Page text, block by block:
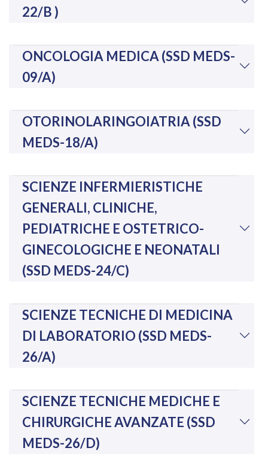
22/B )
ONCOLOGIA MEDICA (SSD MEDS-
09/A)
OTORINOLARINGOIATRIA (SSD
MEDS-18/A)
SCIENZE INFERMIERISTICHE
GENERALI, CLINICHE,
PEDIATRICHE E OSTETRICO-
GINECOLOGICHE E NEONATALI
(SSD MEDS-24/C)
SCIENZE TECNICHE DI MEDICINA
DI LABORATORIO (SSD MEDS-
26/A)
SCIENZE TECNICHE MEDICHE E
CHIRURGICHE AVANZATE (SSD
MEDS-26/D)